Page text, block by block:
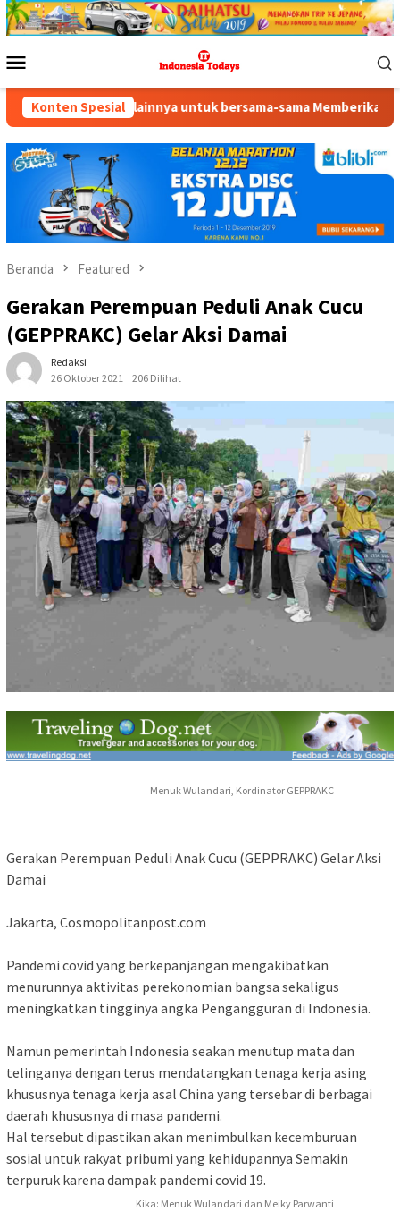
Loncat
ke
Mobile
Konten Spesial
untuk bersama-sama Memberikan Kontribusi bagi
Beranda Featured
Gerakan Perempuan Peduli Anak Cucu
(GEPPRAKC) Gelar Aksi Damai
Redaksi
26 Oktober 2021
206 Dilihat
Menuk Wulandari, Kordinator GEPPRAKC
Gerakan Perempuan Peduli Anak Cucu (GEPPRAKC) Gelar Aksi
Damai
Jakarta, Cosmopolitanpost.com
Pandemi covid yang berkepanjangan mengakibatkan
menurunnya aktivitas perekonomian bangsa sekaligus
meningkatkan tingginya angka Pengangguran di Indonesia.
Namun pemerintah Indonesia seakan menutup mata dan
telinganya dengan terus mendatangkan tenaga kerja asing
khususnya tenaga kerja asal China yang tersebar di berbagai
daerah khususnya di masa pandemi.
Hal tersebut dipastikan akan menimbulkan kecemburuan
sosial untuk rakyat pribumi yang kehidupannya Semakin
terpuruk karena dampak pandemi covid 19.
Kika: Menuk Wulandari dan Meiky Parwanti